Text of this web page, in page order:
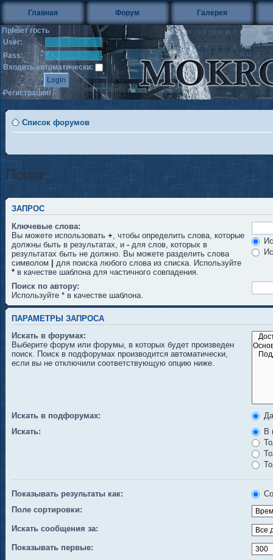
Главная Форум Галерея
Привет гость
User:
Pass:
Входить автоматически:
Регистрация!
Список форумов
Поиск
ЗАПРОС
Ключевые слова:
Вы можете использовать + , чтобы определить слова, которые
должны быть в результатах, и - для слов, которых в
результатах быть не должно. Вы можете разделить слова
символом
для поиска любого слова из списка. Используйте
* в качестве шаблона для частичного совпадения.
Поиск по автору:
Используйте * в качестве шаблона.
ПАРАМЕТРЫ ЗАПРОСА
Искать в форумах:
Выберите форум или форумы, в которых будет произведен
поиск. Поиск в подфорумах производится автоматически,
если вы не отключили соответствующую опцию ниже.
Искать в подфорумах:
Искать:
В
Показывать результаты как:
Поле сортировки:
Искать сообщения за:
Показывать первые: